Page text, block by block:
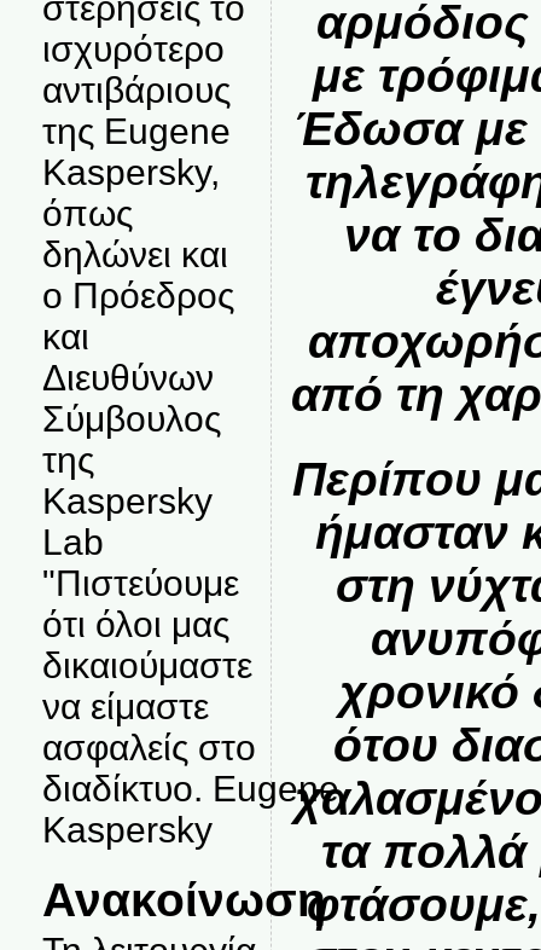
ισχυρότερο
αντιβάριους
της Eugene
Kaspersky,
όπως
δηλώνει και
ο Πρόεδρος
και
Διευθύνων
Σύμβουλος
της
Kaspersky
Lab
"Πιστεύουμε
ότι όλοι μας
δικαιούμαστε
να είμαστε
ασφαλείς στο
διαδίκτυο. Eugene
Kaspersky
Ανακοίνωση
με
Έδωσα με
να το
από τη
Περίπου
ήμασταν
στη
χρονικό
ότου
τα πολλά